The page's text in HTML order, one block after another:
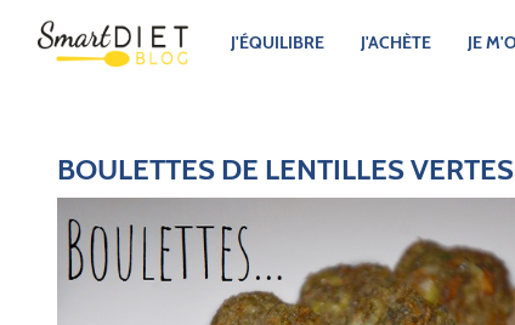
J'ÉQUILIBRE J'ACHÈTE JE
BOULETTES DE LENTILLES VERTES